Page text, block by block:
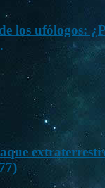
los ufólogos: